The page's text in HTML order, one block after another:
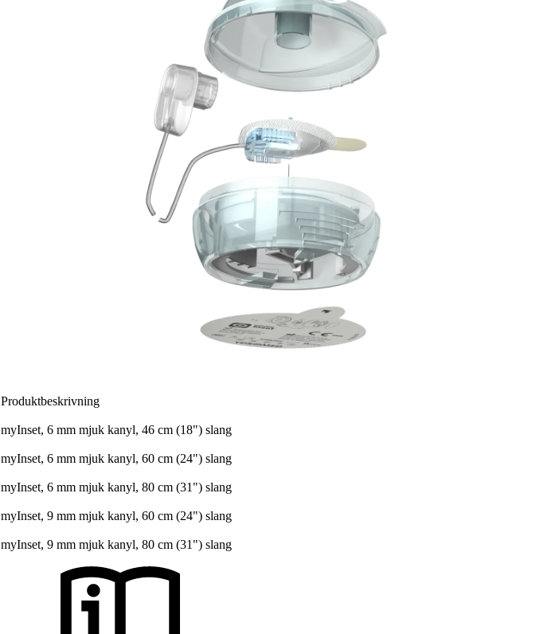
Produktbeskrivning
myInset, 6 mm mjuk kanyl, 46 cm (18") slang
myInset, 6 mm mjuk kanyl, 60 cm (24") slang
myInset, 6 mm mjuk kanyl, 80 cm (31") slang
myInset, 9 mm mjuk kanyl, 60 cm (24") slang
myInset, 9 mm mjuk kanyl, 80 cm (31") slang